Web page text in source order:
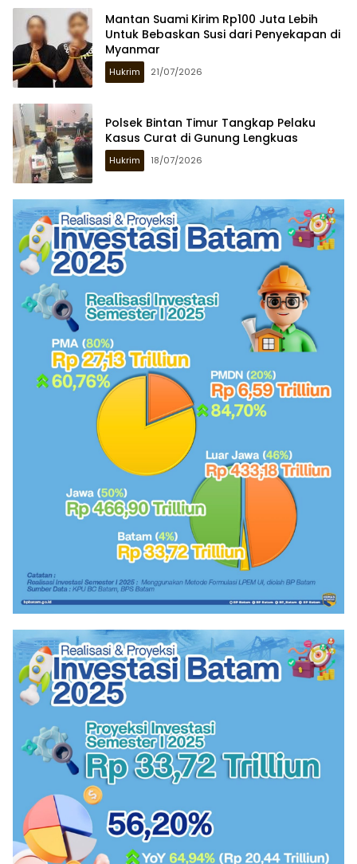
Mantan Suami Kirim Rp100 Juta Lebih
Untuk Bebaskan Susi dari Penyekapan di
Myanmar
Hukrim 21/07/2026
Polsek Bintan Timur Tangkap Pelaku
Kasus Curat di Gunung Lengkuas
Hukrim 18/07/2026